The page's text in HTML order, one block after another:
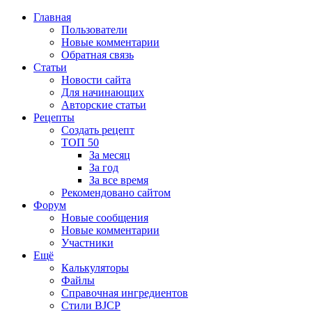
Главная
Пользователи
Новые комментарии
Обратная связь
Статьи
Новости сайта
Для начинающих
Авторские статьи
Рецепты
Создать рецепт
ТОП 50
За месяц
За год
За все время
Рекомендовано сайтом
Форум
Новые сообщения
Новые комментарии
Участники
Ещё
Калькуляторы
Файлы
Справочная ингредиентов
Стили BJCP